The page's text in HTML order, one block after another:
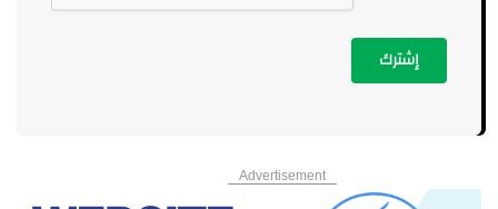
إشترك
Advertisement